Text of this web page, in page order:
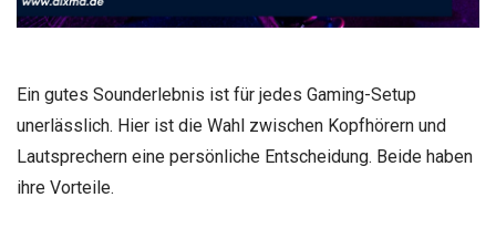
Ein gutes Sounderlebnis ist für jedes Gaming-Setup
unerlässlich. Hier ist die Wahl zwischen Kopfhörern und
Lautsprechern eine persönliche Entscheidung. Beide haben
ihre Vorteile.